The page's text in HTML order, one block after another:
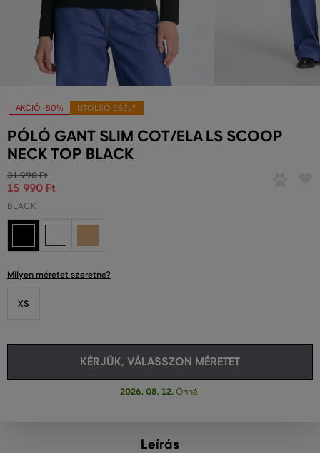
AKCIÓ -50% UTOLSÓ ESÉLY
PÓLÓ GANT SLIM COT/ELA LS SCOOP
NECK TOP BLACK
31 990 Ft
15 990 Ft
BLACK
Milyen méretet szeretne?
XS
KÉRJÜK, VÁLASSZON MÉRETET
2026. 08. 12. Önnél
Leírás